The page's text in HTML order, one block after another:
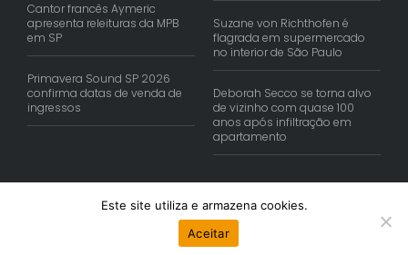
Cantor francês Aymeric
apresenta releituras da MPB
em SP
Primavera Sound SP 2026
confirma datas de venda de
ingressos
Suzane von Richthofen é
flagrada em supermercado
no interior de São Paulo
Deborah Secco se torna alvo
de vizinho com quase 100
anos após infiltração em
apartamento
© Copyright 2026 | Reis Comunica. Todos os Direitos Reservados.
Este site utiliza e armazena cookies.
Aceitar